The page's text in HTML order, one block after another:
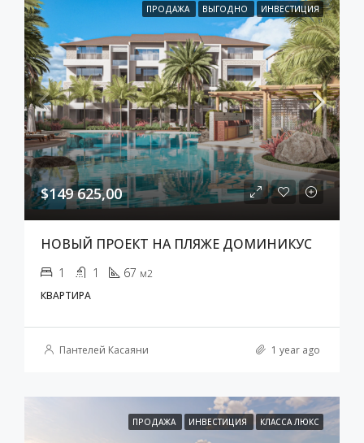
ПРОДАЖА ВЫГОДНО ИНВЕСТИЦИЯ
$149 625,00
НОВЫЙ ПРОЕКТ НА ПЛЯЖЕ ДОМИНИКУС
1 1 67 м2
КВАРТИРА
Пантелей Касаяни 1 year ago
ПРОДАЖА ИНВЕСТИЦИЯ КЛАССА ЛЮКС